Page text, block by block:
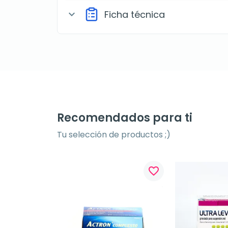
expand_more Ficha técnica
Recomendados para ti
Tu selección de productos ;)
favorite_border